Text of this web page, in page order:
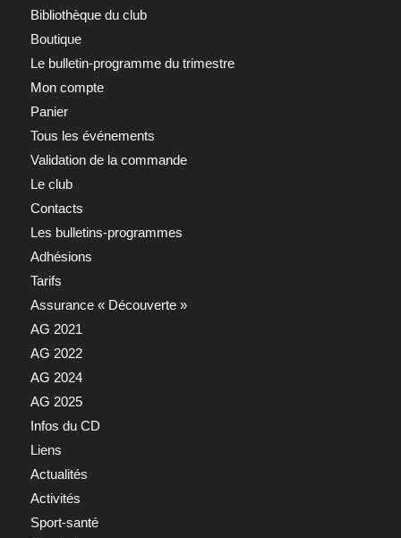
Bibliothèque du club
Boutique
Le bulletin-programme du trimestre
Mon compte
Panier
Tous les événements
Validation de la commande
Le club
Contacts
Les bulletins-programmes
Adhésions
Tarifs
Assurance « Découverte »
AG 2021
AG 2022
AG 2024
AG 2025
Infos du CD
Liens
Actualités
Activités
Sport-santé